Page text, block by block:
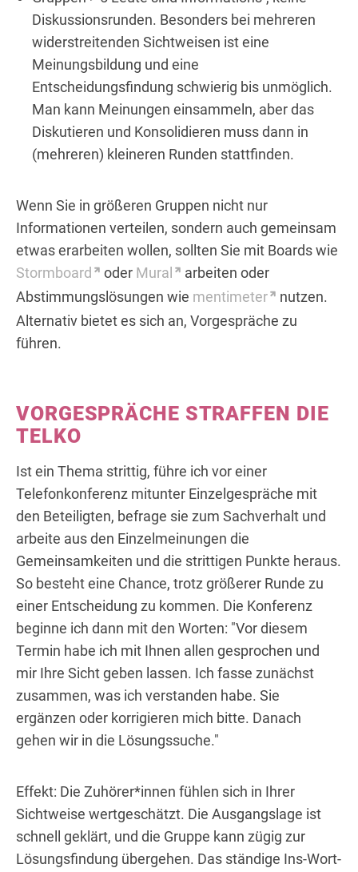
Diskussionsrunden. Besonders bei mehreren
widerstreitenden Sichtweisen ist eine
Meinungsbildung und eine
Entscheidungsfindung schwierig bis unmöglich.
Man kann Meinungen einsammeln, aber das
Diskutieren und Konsolidieren muss dann in
(mehreren) kleineren Runden stattfinden.
Wenn Sie in größeren Gruppen nicht nur
Informationen verteilen, sondern auch gemeinsam
etwas erarbeiten wollen, sollten Sie mit Boards wie
Stormboard
oder Mural
arbeiten oder
Abstimmungslösungen wie mentimeter
nutzen.
Alternativ bietet es sich an, Vorgespräche zu
führen.
VORGESPRÄCHE STRAFFEN DIE
TELKO
Ist ein Thema strittig, führe ich vor einer
Telefonkonferenz mitunter Einzelgespräche mit
den Beteiligten, befrage sie zum Sachverhalt und
arbeite aus den Einzelmeinungen die
Gemeinsamkeiten und die strittigen Punkte heraus.
So besteht eine Chance, trotz größerer Runde zu
einer Entscheidung zu kommen. Die Konferenz
beginne ich dann mit den Worten: "Vor diesem
Termin habe ich mit Ihnen allen gesprochen und
mir Ihre Sicht geben lassen. Ich fasse zunächst
zusammen, was ich verstanden habe. Sie
ergänzen oder korrigieren mich bitte. Danach
gehen wir in die Lösungssuche."
Effekt: Die Zuhörer*innen fühlen sich in Ihrer
Sichtweise wertgeschätzt. Die Ausgangslage ist
schnell geklärt, und die Gruppe kann zügig zur
Lösungsfindung übergehen. Das ständige Ins-Wort-